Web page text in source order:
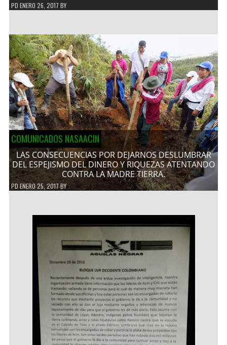
PD ENERO 26, 2017 BY
COMUNICADOS NASAACIN
LAS CONSECUENCIAS POR DEJARNOS DESLUMBRAR
DEL ESPEJISMO DEL DINERO Y RIQUEZAS ATENTANDO
CONTRA LA MADRE TIERRA.
PDENERO 25, 2017BY